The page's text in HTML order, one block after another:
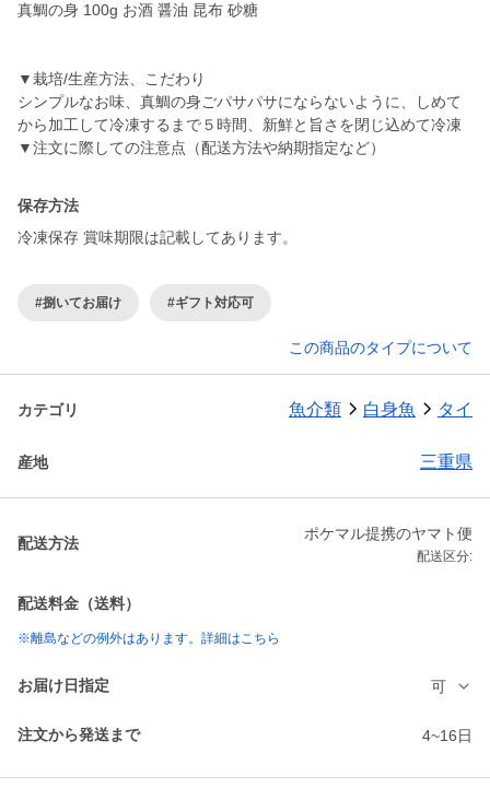
真鯛の身 100g お酒 醤油 昆布 砂糖
▼栽培/生産方法、こだわり
シンプルなお味、真鯛の身ごパサパサにならないように、しめて
から加工して冷凍するまで５時間、新鮮と旨さを閉じ込めて冷凍
保存方法
冷凍保存 賞味期限は記載してあります。
#捌いてお届け #ギフト対応可
この商品のタイプについて
カテゴリ 魚介類 白身魚 タイ
産地 三重県
配送方法
ポケマル提携のヤマト便
配送区分:
配送料金（送料）
※離島などの例外はあります。詳細はこちら
お届け日指定 可
注文から発送まで 4~16日